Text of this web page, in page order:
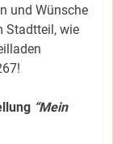
und Wünsche
Stadtteil, wie
“Mein